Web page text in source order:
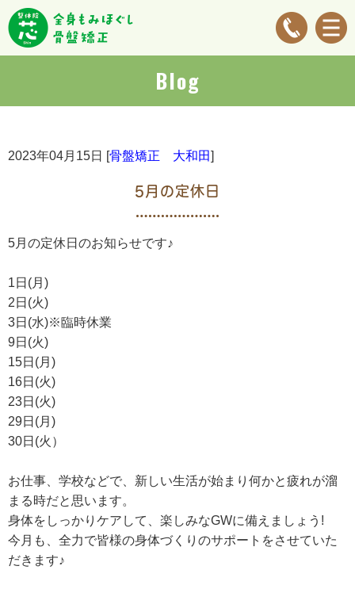
Blog
2023年04月15日 [骨盤矯正 大和田]
5月の定休日
5月の定休日のお知らせです♪
1日(月)
2日(火)
3日(水)※臨時休業
9日(火)
15日(月)
16日(火)
23日(火)
29日(月)
30日(火）
お仕事、学校などで、新しい生活が始まり何かと疲れが溜
まる時だと思います。
身体をしっかりケアして、楽しみなGWに備えましょう!
今月も、全力で皆様の身体づくりのサポートをさせていた
だきます♪